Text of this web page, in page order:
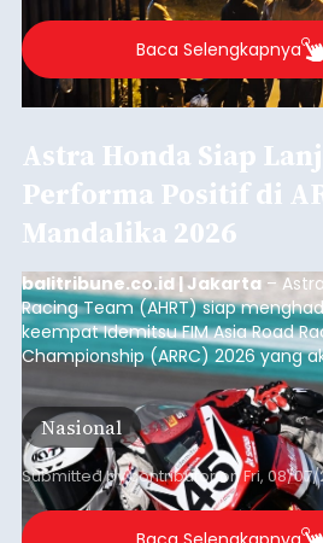
Baca Selengkapnya
Astra Honda Siap
Performa Positif di
Mandalika 2026
balitribune.co.id | Jakarta –
Racing Team (AHRT) siap
keempat Idemitsu FIM Asia Road
Championship (ARRC) 2026 yang
berlangsung di Pertamina
International Circuit, Lombok, Nusa
Barat, pada 7–9 Agustus 2026.
Nasional
Submitted bycontributoronFri, 08/